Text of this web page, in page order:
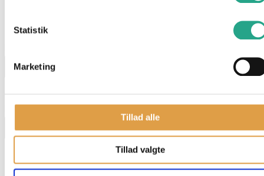
Statistik
Marketing
Tillad alle
Tillad valgte
" indikerer påkrævede felter
Telefon